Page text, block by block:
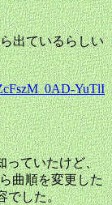
出ているらしい
YuTlI
っていたけど、
曲順を変更した
でした。